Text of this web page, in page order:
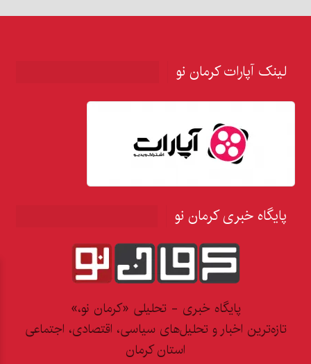
لینک آپارات کرمان نو
پایگاه خبری کرمان نو
پایگاه خبری - تحلیلی «کرمان نو،»
تازه‌ترین اخبار و تحلیل‌های سیاسی، اقتصادی، اجتماعی
استان کرمان